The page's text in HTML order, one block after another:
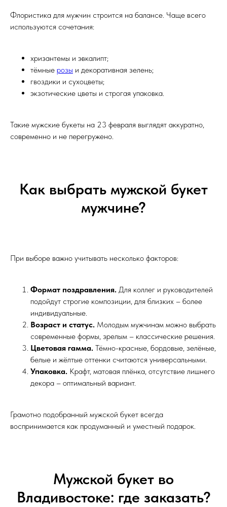
Флористика для мужчин строится на балансе. Чаще всего
используются сочетания:
хризантемы и эвкалипт;
тёмные розы и декоративная зелень;
гвоздики и сухоцветы;
экзотические цветы и строгая упаковка.
Такие мужские букеты на 23 февраля выглядят аккуратно,
современно и не перегружено.
Как выбрать мужской букет
мужчине?
При выборе важно учитывать несколько факторов:
Формат поздравления. Для коллег и руководителей
подойдут строгие композиции, для близких – более
индивидуальные.
Возраст и статус. Молодым мужчинам можно выбрать
современные формы, зрелым – классические решения.
Цветовая гамма. Тёмно-красные, бордовые, зелёные,
белые и жёлтые оттенки считаются универсальными.
Упаковка. Крафт, матовая плёнка, отсутствие лишнего
декора – оптимальный вариант.
Грамотно подобранный мужской букет всегда
воспринимается как продуманный и уместный подарок.
Мужской букет во
Владивостоке: где заказать?